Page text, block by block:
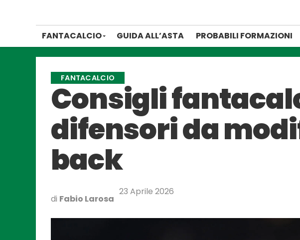
FANTACALCIO GUIDA ALL’ASTA PROBABILI FORMAZIONI
FANTACALCIO
Consigli
difensori da
back
di Fabio Larosa
23 Aprile 2026